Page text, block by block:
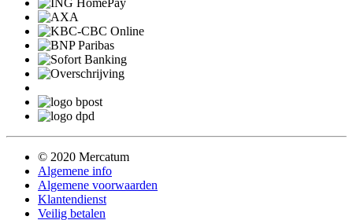
© 2020 Mercatum
Algemene info
Algemene voorwaarden
Klantendienst
Veilig betalen